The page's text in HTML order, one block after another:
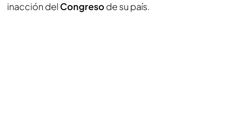
inacción del Congreso de su país.